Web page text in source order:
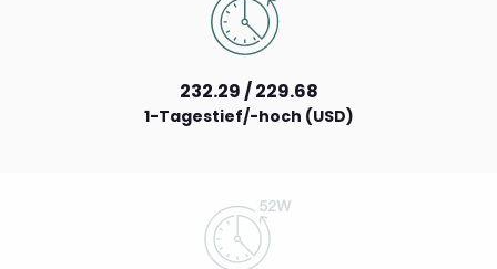
232.29 / 229.68
1-Tagestief/-hoch (USD)